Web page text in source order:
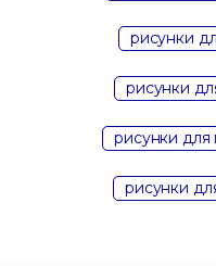
рисунки
рисунки
рисунки для
рисунки